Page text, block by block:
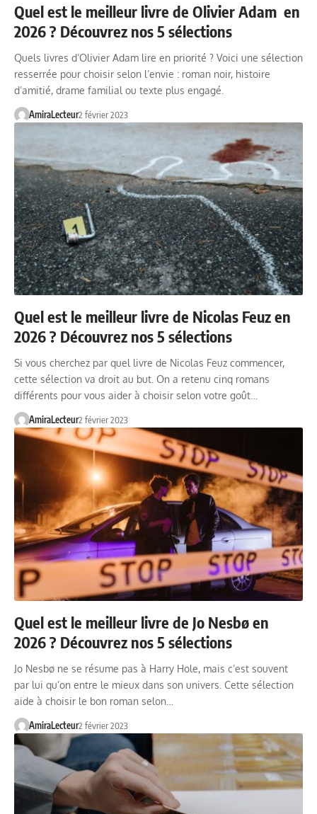
Quel est le meilleur livre de Olivier Adam en
2026 ? Découvrez nos 5 sélections
Quels livres d’Olivier Adam lire en priorité ? Voici une sélection
resserrée pour choisir selon l’envie : roman noir, histoire
d’amitié, drame familial ou texte plus engagé.
AmiraLecteur2 février 2023
Quel est le meilleur livre de Nicolas Feuz en
2026 ? Découvrez nos 5 sélections
Si vous cherchez par quel livre de Nicolas Feuz commencer,
cette sélection va droit au but. On a retenu cinq romans
différents pour vous aider à choisir selon votre goût…
AmiraLecteur2 février 2023
Quel est le meilleur livre de Jo Nesbø en
2026 ? Découvrez nos 5 sélections
Jo Nesbø ne se résume pas à Harry Hole, mais c’est souvent
par lui qu’on entre le mieux dans son univers. Cette sélection
aide à choisir le bon roman selon…
AmiraLecteur2 février 2023